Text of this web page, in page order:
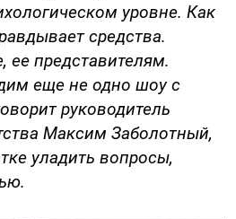
уровне. Как
средства.
ее представителям.
еще не одно шоу с
руководитель
Максим Заболотный,
уладить вопросы,